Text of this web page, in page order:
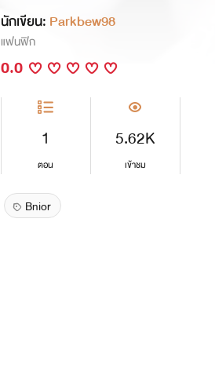
นักเขียน: Parkbew98
แฟนฟิก
0.0
1
ตอน
5.62K
เข้าชม
Bnior